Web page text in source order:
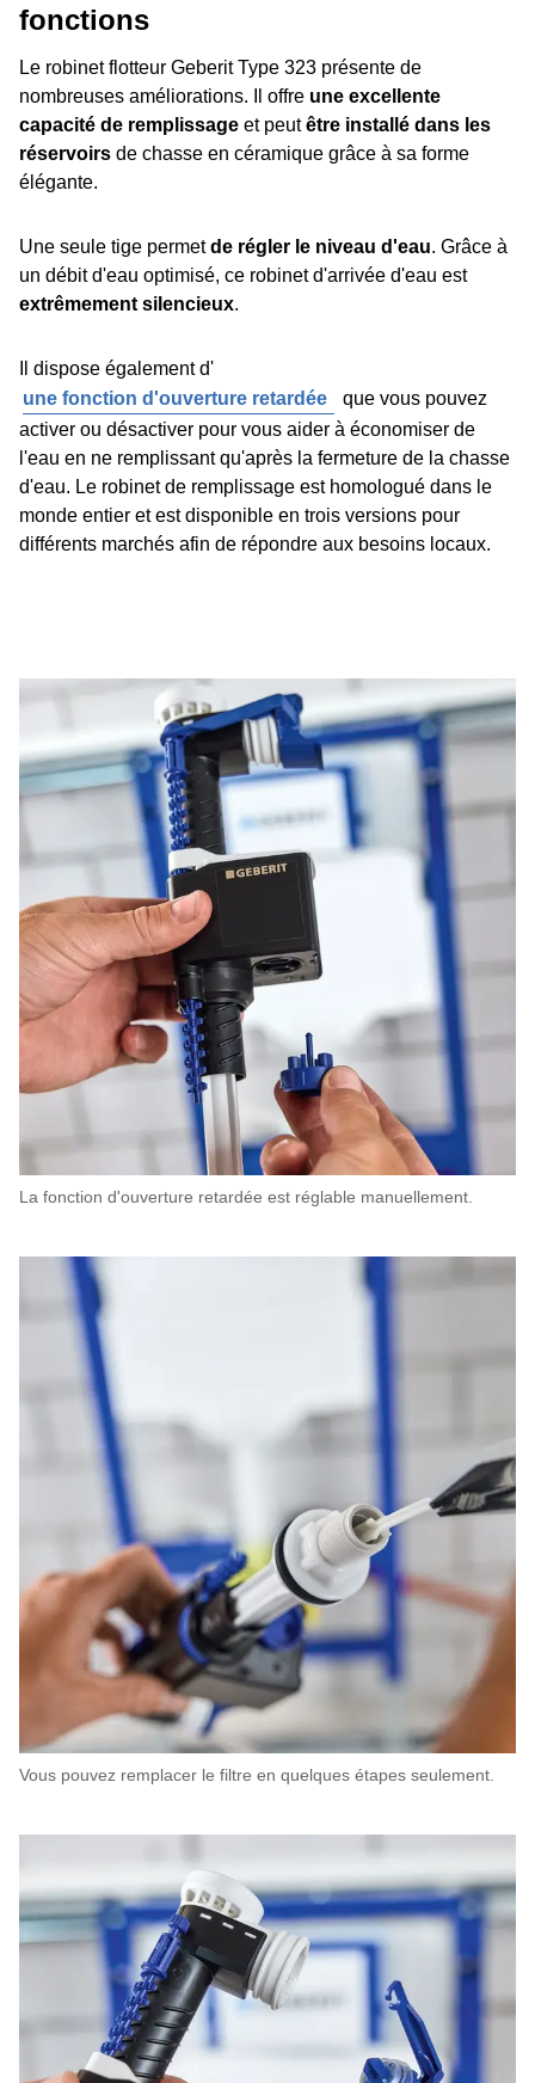
fonctions
Le robinet flotteur Geberit Type 323 présente de
nombreuses améliorations. Il offre une excellente
capacité de remplissage et peutêtre installé dans les
réservoirs de chasse en céramique grâce à sa forme
élégante.
Une seule tige permetde régler le niveau d'eau. Grâce à
un débit d'eau optimisé, ce robinet d'arrivée d'eau est
extrêmement silencieux.
Il dispose également d'
une fonction d'ouverture retardée
que vous pouvez
activer ou désactiver pour vous aider à économiser de
l'eau en ne remplissant qu'après la fermeture de la chasse
d'eau. Le robinet de remplissage est homologué dans le
monde entier et est disponible en trois versions pour
différents marchés afin de répondre aux besoins locaux.
La fonction d'ouverture retardée est réglable manuellement.
Vous pouvez remplacer le filtre en quelques étapes seulement.